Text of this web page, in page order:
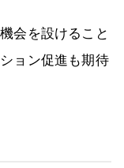
会を設けること
ョン促進も期待